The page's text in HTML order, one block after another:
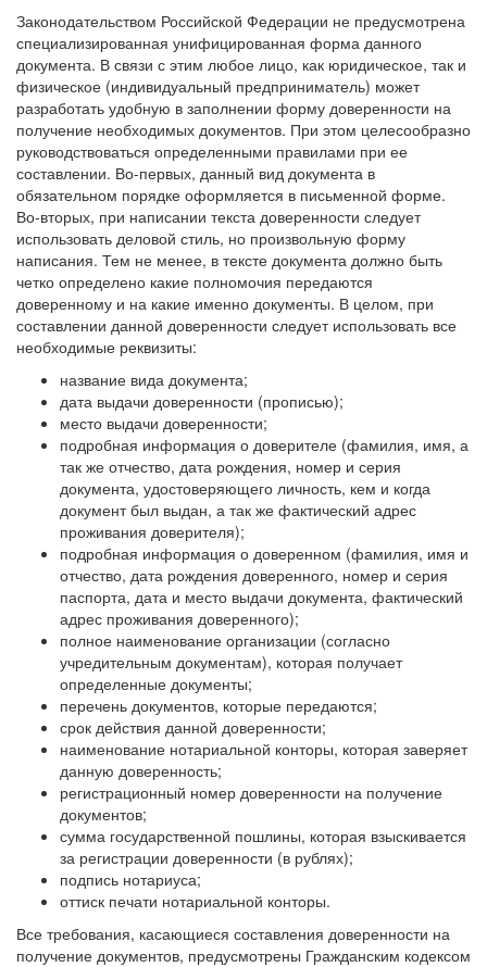
Законодательством Российской Федерации не предусмотрена
специализированная унифицированная форма данного
документа. В связи с этим любое лицо, как юридическое, так и
физическое (индивидуальный предприниматель) может
разработать удобную в заполнении форму доверенности на
получение необходимых документов. При этом целесообразно
руководствоваться определенными правилами при ее
составлении. Во-первых, данный вид документа в
обязательном порядке оформляется в письменной форме.
Во-вторых, при написании текста доверенности следует
использовать деловой стиль, но произвольную форму
написания. Тем не менее, в тексте документа должно быть
четко определено какие полномочия передаются
доверенному и на какие именно документы. В целом, при
составлении данной доверенности следует использовать все
необходимые реквизиты:
название вида документа;
дата выдачи доверенности (прописью);
место выдачи доверенности;
подробная информация о доверителе (фамилия, имя, а
так же отчество, дата рождения, номер и серия
документа, удостоверяющего личность, кем и когда
документ был выдан, а так же фактический адрес
проживания доверителя);
подробная информация о доверенном (фамилия, имя и
отчество, дата рождения доверенного, номер и серия
паспорта, дата и место выдачи документа, фактический
адрес проживания доверенного);
полное наименование организации (согласно
учредительным документам), которая получает
определенные документы;
перечень документов, которые передаются;
срок действия данной доверенности;
наименование нотариальной конторы, которая заверяет
данную доверенность;
регистрационный номер доверенности на получение
документов;
сумма государственной пошлины, которая взыскивается
за регистрации доверенности (в рублях);
подпись нотариуса;
оттиск печати нотариальной конторы.
Все требования, касающиеся составления доверенности на
получение документов, предусмотрены Гражданским кодексом